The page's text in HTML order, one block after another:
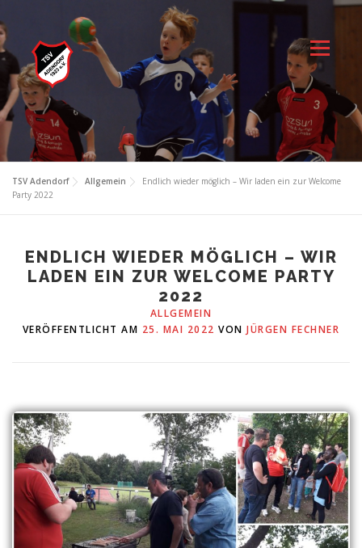
Inhalt
springen
Menü
TSV Adendorf Allgemein
Endlich wieder möglich – Wir laden ein zur Welcome
Party 2022
ENDLICH WIEDER MÖGLICH – WIR
LADEN EIN ZUR WELCOME PARTY
2022
ALLGEMEIN
VERÖFFENTLICHT AM 25. MAI 2022 VONJÜRGEN FECHNER